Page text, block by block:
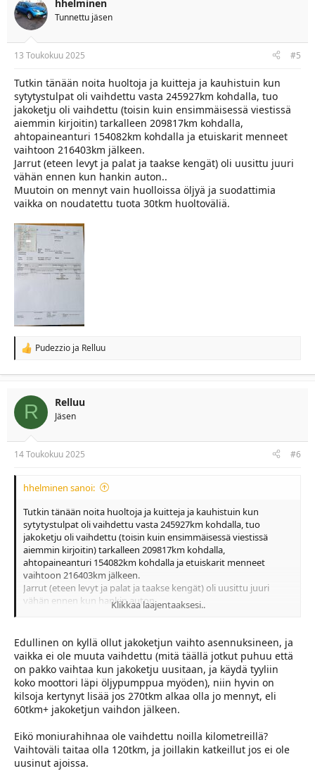
i
o
n
s
:
hhelminen
Tunnettu jäsen
13 Toukokuu 2025 #5
Tutkin tänään noita huoltoja ja kuitteja ja kauhistuin kun
sytytystulpat oli vaihdettu vasta 245927km kohdalla, tuo
jakoketju oli vaihdettu (toisin kuin ensimmäisessä viestissä
aiemmin kirjoitin) tarkalleen 209817km kohdalla,
ahtopaineanturi 154082km kohdalla ja etuiskarit menneet
vaihtoon 216403km jälkeen.
Jarrut (eteen levyt ja palat ja taakse kengät) oli uusittu juuri
vähän ennen kun hankin auton..
Muutoin on mennyt vain huolloissa öljyä ja suodattimia
vaikka on noudatettu tuota 30tkm huoltoväliä.
R
a
t
n
s
:
Pudezzio ja Relluu
R Relluu
Jäsen
14 Toukokuu 2025 #6
hhelminen sanoi:
Tutkin tänään noita huoltoja ja kuitteja ja kauhistuin kun
sytytystulpat oli vaihdettu vasta 245927km kohdalla, tuo
jakoketju oli vaihdettu (toisin kuin ensimmäisessä viestissä
aiemmin kirjoitin) tarkalleen 209817km kohdalla,
ahtopaineanturi 154082km kohdalla ja etuiskarit menneet
vaihtoon 216403km jälkeen.
Jarrut (eteen levyt ja palat ja taakse kengät) oli uusittu juuri
vähän ennen kun hankin auton..
Muutoin on mennyt vain huolloissa öljyä ja suodattimia vaikka
katso liitettä 20819
Klikkaa laajentaaksesi..
Edullinen on kyllä ollut jakoketjun vaihto asennuksineen, ja
vaikka ei ole muuta vaihdettu (mitä täällä jotkut puhuu että
on pakko vaihtaa kun jakoketju uusitaan, ja käydä tyyliin
koko moottori läpi öljypumppua myöden), niin hyvin on
kilsoja kertynyt lisää jos 270tkm alkaa olla jo mennyt, eli
60tkm+ jakoketjun vaihdon jälkeen.
Eikö moniurahihnaa ole vaihdettu noilla kilometreillä?
Vaihtoväli taitaa olla 120tkm, ja joillakin katkeillut jos ei ole
uusinut ajoissa.